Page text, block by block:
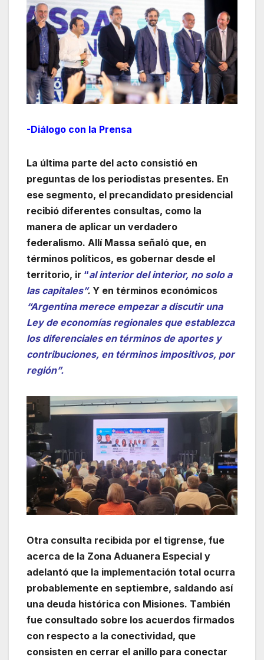
-Diálogo con la Prensa
La última parte del acto consistió en
preguntas de los periodistas presentes. En
ese segmento, el precandidato presidencial
recibió diferentes consultas, como la
manera de aplicar un verdadero
federalismo. Allí Massa señaló que, en
términos políticos, es gobernar desde el
territorio, ir “al interior del interior, no solo a
las capitales”. Y en términos económicos
“Argentina merece empezar a discutir una
Ley de economías regionales que establezca
los diferenciales en términos de aportes y
contribuciones, en términos impositivos, por
región”.
Otra consulta recibida por el tigrense, fue
acerca de la Zona Aduanera Especial y
adelantó que la implementación total ocurra
probablemente en septiembre, saldando así
una deuda histórica con Misiones. También
fue consultado sobre los acuerdos firmados
con respecto a la conectividad, que
consisten en cerrar el anillo para conectar